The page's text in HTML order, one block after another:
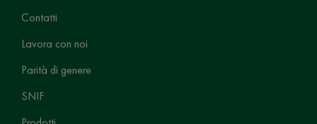
Contatti
Lavora con noi
Parità di genere
SNIF